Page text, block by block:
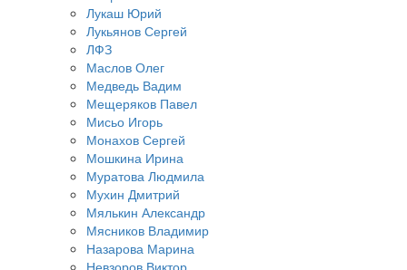
Лукаш Юрий
Лукьянов Сергей
ЛФЗ
Маслов Олег
Медведь Вадим
Мещеряков Павел
Мисьо Игорь
Монахов Сергей
Мошкина Ирина
Муратова Людмила
Мухин Дмитрий
Мялькин Александр
Мясников Владимир
Назарова Марина
Невзоров Виктор